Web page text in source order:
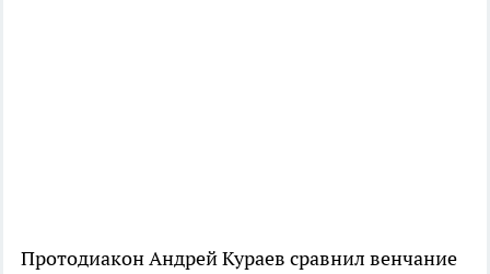
Протодиакон Андрей Кураев сравнил венчание